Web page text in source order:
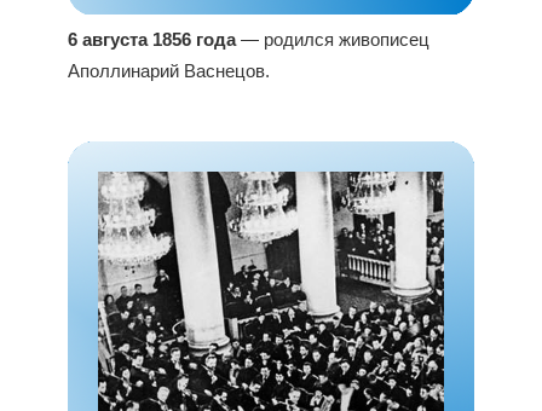
6 августа 1856 года— родился живописец
Аполлинарий Васнецов.